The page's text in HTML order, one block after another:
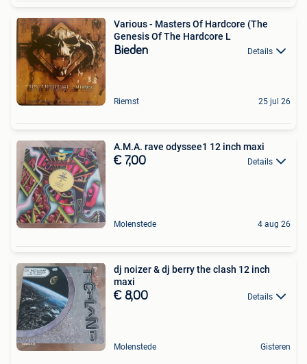
Various - Masters Of Hardcore (The
Genesis Of The Hardcore L
Bieden Details
Riemst 25 jul 26
A.M.A. rave odyssee1 12 inch maxi
€ 7,00 Details
Molenstede 4 aug 26
dj noizer & dj berry the clash 12 inch
maxi
€ 8,00 Details
Molenstede Gisteren